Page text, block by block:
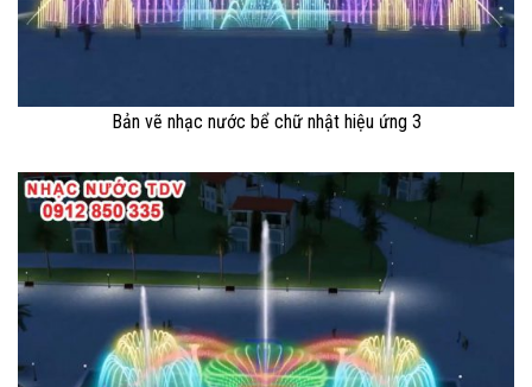
Bản vẽ nhạc nước bể chữ nhật hiệu ứng 3